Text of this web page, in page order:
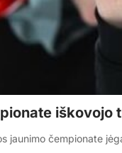
iškovojo
jaunimo čempionate